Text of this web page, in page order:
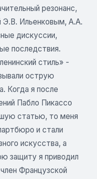
резонанс,
Э.В. Ильенковым, А.А.
дискуссии,
последствия.
стиль» -
острую
Когда я после
Пабло Пикассо
статью, то меня
и стали
искусства, а
защиту я приводил
Французской